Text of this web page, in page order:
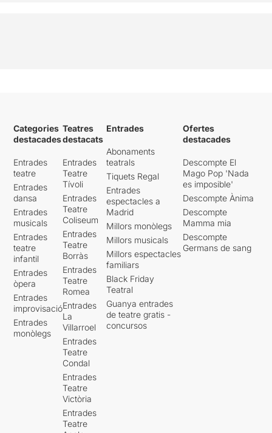
Categories
destacades
Entrades
teatre
Entrades
dansa
Entrades
musicals
Entrades
teatre
infantil
Entrades
òpera
Entrades
improvisació
Entrades
monòlegs
Teatres
destacats
Entrades
Teatre
Tívoli
Entrades
Teatre
Coliseum
Entrades
Teatre
Borràs
Entrades
Teatre
Romea
Entrades
La
Villarroel
Entrades
Teatre
Condal
Entrades
Teatre
Victòria
Entrades
Teatre
Entrades
Abonaments
teatrals
Tiquets Regal
Entrades
espectacles a
Madrid
Millors monòlegs
Millors musicals
Millors espectacles
familiars
Black Friday
Teatral
Guanya entrades
de teatre gratis -
concursos
Ofertes
destacades
Descompte El
Mago Pop 'Nada
es imposible'
Descompte Ànima
Descompte
Mamma mia
Descompte
Germans de sang